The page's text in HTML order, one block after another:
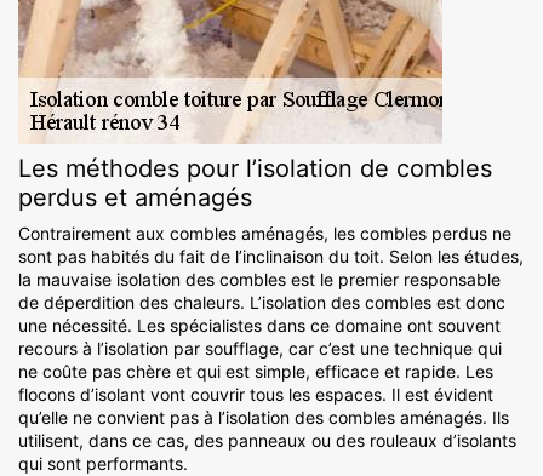
Les méthodes pour l’isolation de combles
perdus et aménagés
Contrairement aux combles aménagés, les combles perdus ne
sont pas habités du fait de l’inclinaison du toit. Selon les études,
la mauvaise isolation des combles est le premier responsable
de déperdition des chaleurs. L’isolation des combles est donc
une nécessité. Les spécialistes dans ce domaine ont souvent
recours à l’isolation par soufflage, car c’est une technique qui
ne coûte pas chère et qui est simple, efficace et rapide. Les
flocons d’isolant vont couvrir tous les espaces. Il est évident
qu’elle ne convient pas à l’isolation des combles aménagés. Ils
utilisent, dans ce cas, des panneaux ou des rouleaux d’isolants
qui sont performants.